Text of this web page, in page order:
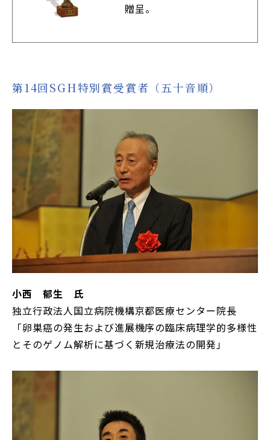
贈呈。
第14回SGH特別賞受賞者（五十音順）
小西 郁生 氏
独立行政法人国立病院機構京都医療センター院長
「卵巣癌の発生および進展機序の臨床病理学的多様性
とそのゲノム解析に基づく新規治療法の開発」